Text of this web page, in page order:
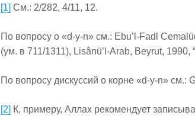
[1] См.: 2/282, 4/11, 12.
По вопросу о «d-y-n» см.: Ebu’l-Fadl
(ум. в 711/1311), Lisânü’l-Arab, Beyrut, 1990,
По вопросу дискуссий о корне «d-y-n» см.:
[2] К, примеру, Аллах рекомендует